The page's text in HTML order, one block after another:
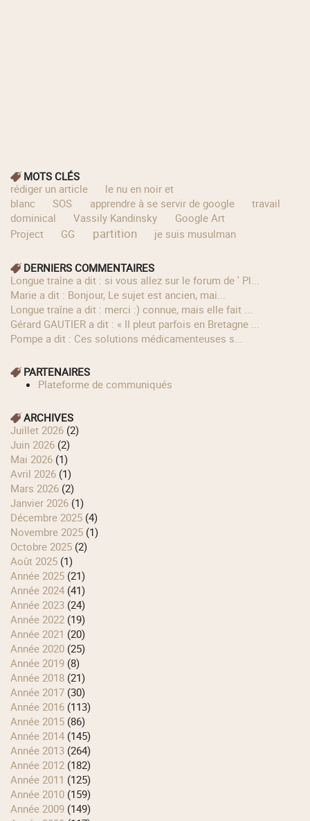
MOTS CLÉS
rédiger un article
le nu en noir et
blanc
SOS apprendre à se servir de google
travail
dominical
Vassily Kandinsky
Google Art
Project
GG partition je suis musulman
DERNIERS COMMENTAIRES
longue traîne a dit : si vous allez sur le forum de ' Pl...
Marie a dit : Bonjour, Le sujet est ancien, mai...
longue traîne a dit : merci :) connue, mais elle fait ...
Gérard GAUTIER a dit : « Il pleut parfois en Bretagne ...
Pompe a dit : Ces solutions médicamenteuses s...
PARTENAIRES
Plateforme de communiqués
ARCHIVES
juillet 2026 (2)
juin 2026 (2)
mai 2026 (1)
avril 2026 (1)
mars 2026 (2)
janvier 2026 (1)
décembre 2025 (4)
novembre 2025 (1)
octobre 2025 (2)
août 2025 (1)
année 2025 (21)
année 2024 (41)
année 2023 (24)
année 2022 (19)
année 2021 (20)
année 2020 (25)
année 2019 (8)
année 2018 (21)
année 2017 (30)
année 2016 (113)
année 2015 (86)
année 2014 (145)
année 2013 (264)
année 2012 (182)
année 2011 (125)
année 2010 (159)
année 2009 (149)